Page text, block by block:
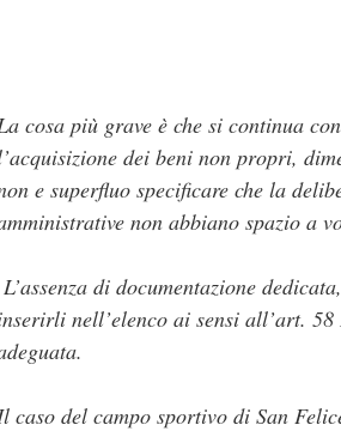
cosa più grave è che si continua
dei beni non propri,
e superfluo specificare che la
non abbiano spazio a
L’assenza di documentazione
nell’elenco ai sensi all’art.
caso del campo sportivo di San